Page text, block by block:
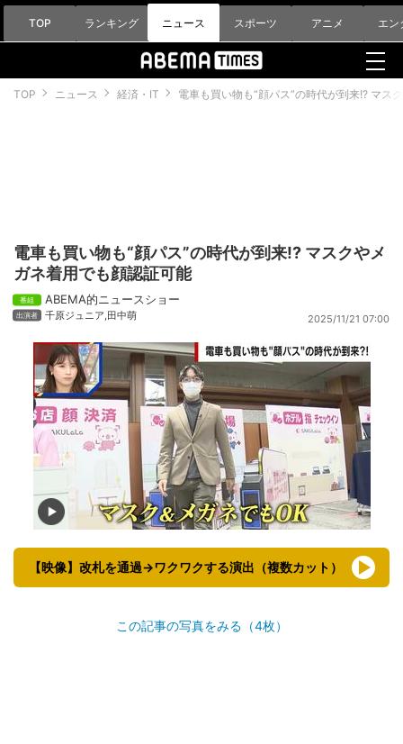
TOP ランキング ニュース スポーツ アニメ エン
TOP ニュース 経済・IT 電車も買い物も“顔パス”の時代が到来!? マス
電車も買い物も“顔パス”の時代が到来!? マスクやメ
ガネ着用でも顔認証可能
ABEMA的ニュースショー
千原ジュニア 田中萌 2025/11/21 07:00
【映像】改札を通過→ワクワクする演出（複数カット）
この記事の写真をみる（4枚）